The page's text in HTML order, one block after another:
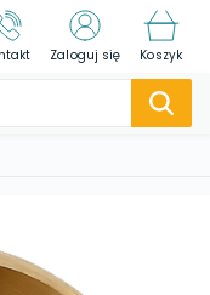
Zaloguj się Koszyk